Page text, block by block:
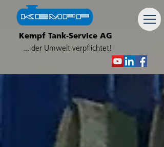
Kempf Tank-Service AG
... der Umwelt verpflichtet!